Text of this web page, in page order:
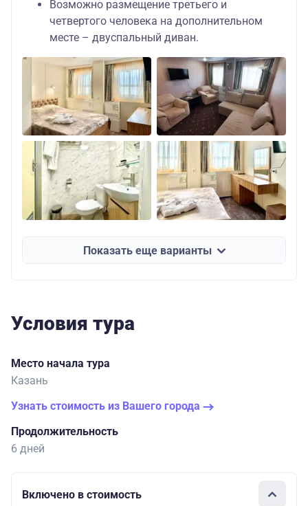
Возможно размещение третьего и
четвертого человека на дополнительном
месте – двуспальный диван.
Показать еще варианты
Условия тура
Место начала тура
Казань
Узнать стоимость из Вашего города
Продолжительность
6 дней
Включено в стоимость